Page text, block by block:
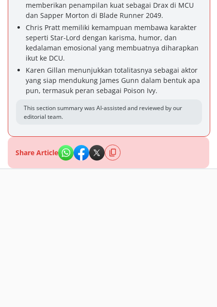
memberikan penampilan kuat sebagai Drax di MCU
dan Sapper Morton di Blade Runner 2049.
Chris Pratt memiliki kemampuan membawa karakter
seperti Star-Lord dengan karisma, humor, dan
kedalaman emosional yang membuatnya diharapkan
ikut ke DCU.
Karen Gillan menunjukkan totalitasnya sebagai aktor
yang siap mendukung James Gunn dalam bentuk apa
pun, termasuk peran sebagai Poison Ivy.
This section summary was AI-assisted and reviewed by our
editorial team.
Share Article